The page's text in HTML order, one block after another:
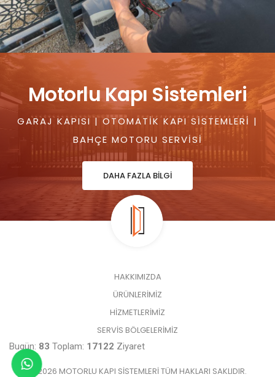
Motorlu Kapı Sistemleri
GARAJ KAPISI | OTOMATIK KAPI SISTEMLERI |
BAHÇE MOTORU SERVISI
DAHA FAZLA BİLGİ
HAKKIMIZDA
ÜRÜNLERİMİZ
HİZMETLERİMİZ
SERVİS BÖLGELERİMİZ
Bugün: 83 Toplam: 17122 Ziyaret
© 2026 MOTORLU KAPI SISTEMLERI TÜM HAKLARI SAKLIDIR.